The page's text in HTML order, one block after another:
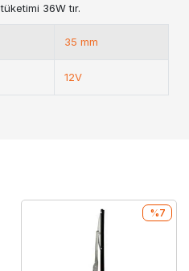
36W tır.
35 mm
12V
%7